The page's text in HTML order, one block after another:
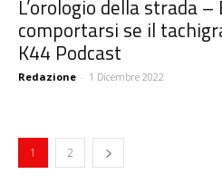
L’orologio della strada –
comportarsi se il
K44 Podcast
Redazione - 1 Dicembre 2022
1 2